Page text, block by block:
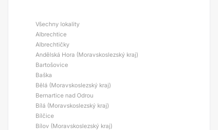
Všechny lokality
Albrechtice
Albrechtičky
Andělská Hora (Moravskoslezský kraj)
Bartošovice
Baška
Bělá (Moravskoslezský kraj)
Bernartice nad Odrou
Bílá (Moravskoslezský kraj)
Bílčice
Bílov (Moravskoslezský kraj)